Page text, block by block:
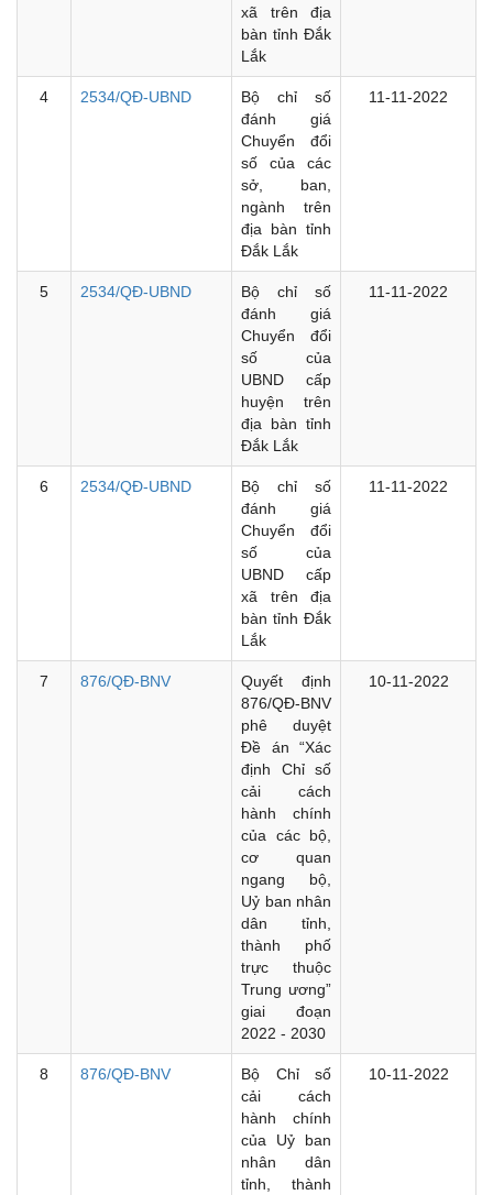
xã trên địa
bàn tỉnh Đắk
Lắk
4 2534/QĐ-UBND
Bộ chỉ số
đánh giá
Chuyển đổi
số của các
sở, ban,
ngành trên
địa bàn tỉnh
Đắk Lắk
11-11-2022
5 2534/QĐ-UBND
Bộ chỉ số
đánh giá
Chuyển đổi
số của
UBND cấp
huyện trên
địa bàn tỉnh
Đắk Lắk
11-11-2022
6 2534/QĐ-UBND
Bộ chỉ số
đánh giá
Chuyển đổi
số của
UBND cấp
xã trên địa
bàn tỉnh Đắk
Lắk
11-11-2022
7 876/QĐ-BNV
Quyết định
876/QĐ-BNV
phê duyệt
Đề án “Xác
định Chỉ số
cải cách
hành chính
của các bộ,
cơ quan
ngang bộ,
Uỷ ban nhân
dân tỉnh,
thành phố
trực thuộc
Trung ương”
giai đoạn
2022 - 2030
10-11-2022
8 876/QĐ-BNV
Bộ Chỉ số
cải cách
hành chính
của Uỷ ban
nhân dân
tỉnh, thành
10-11-2022